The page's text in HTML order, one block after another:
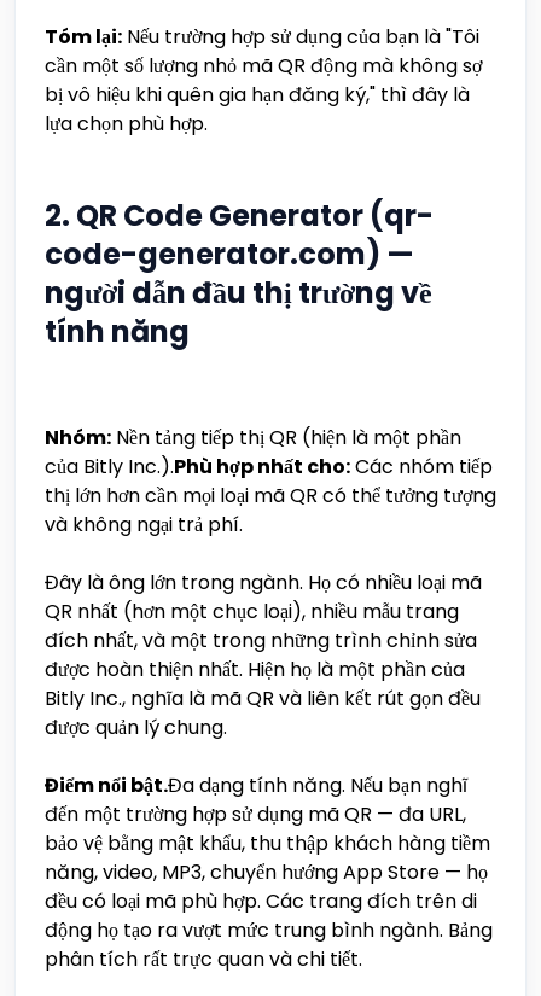
Tóm lại: Nếu trường hợp sử dụng của bạn là "Tôi
cần một số lượng nhỏ mã QR động mà không sợ
bị vô hiệu khi quên gia hạn đăng ký," thì đây là
lựa chọn phù hợp.
2. QR Code Generator (qr-
code-generator.com) —
người dẫn đầu thị trường về
tính năng
Nhóm: Nền tảng tiếp thị QR (hiện là một phần
của Bitly Inc.).Phù hợp nhất cho:Các nhóm tiếp
thị lớn hơn cần mọi loại mã QR có thể tưởng tượng
và không ngại trả phí.
Đây là ông lớn trong ngành. Họ có nhiều loại mã
QR nhất (hơn một chục loại), nhiều mẫu trang
đích nhất, và một trong những trình chỉnh sửa
được hoàn thiện nhất. Hiện họ là một phần của
Bitly Inc., nghĩa là mã QR và liên kết rút gọn đều
được quản lý chung.
Điểm nổi bật.Đa dạng tính năng. Nếu bạn nghĩ
đến một trường hợp sử dụng mã QR — đa URL,
bảo vệ bằng mật khẩu, thu thập khách hàng tiềm
năng, video, MP3, chuyển hướng App Store — họ
đều có loại mã phù hợp. Các trang đích trên di
động họ tạo ra vượt mức trung bình ngành. Bảng
phân tích rất trực quan và chi tiết.